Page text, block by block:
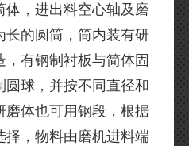
体，进出料空心轴及磨
长的圆筒，筒内装有研
，有钢制衬板与简体固
圆球，并按不同直径和
磨体也可用钢段，根据
择，物料由磨机进料端